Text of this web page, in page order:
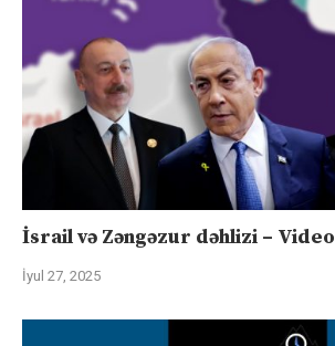
İsrail və Zəngəzur dəhlizi – Video
İyul 27, 2025